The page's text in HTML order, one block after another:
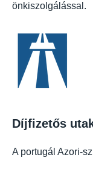
önkiszolgálással.
Díjfizetős
A portugál Azori-